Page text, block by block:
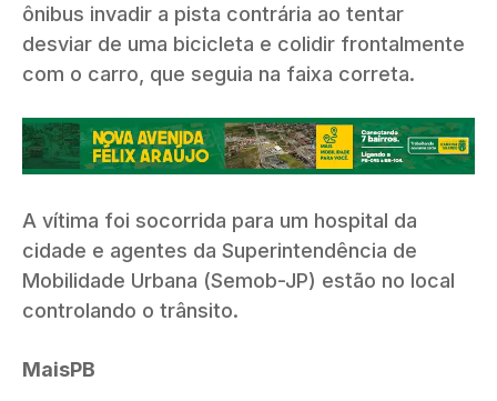
ônibus invadir a pista contrária ao tentar
desviar de uma bicicleta e colidir frontalmente
com o carro, que seguia na faixa correta.
A vítima foi socorrida para um hospital da
cidade e agentes da Superintendência de
Mobilidade Urbana (Semob-JP) estão no local
controlando o trânsito.
MaisPB